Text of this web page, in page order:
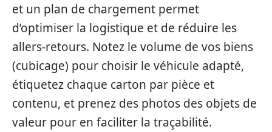
et un plan de chargement permet
d’optimiser la logistique et de réduire les
allers-retours. Notez le volume de vos biens
(cubicage) pour choisir le véhicule adapté,
étiquetez chaque carton par pièce et
contenu, et prenez des photos des objets de
valeur pour en faciliter la traçabilité.